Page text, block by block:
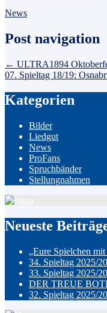
News
Post navigation
← ULTRA1894
07. Spieltag 18/19:
Kategorien
Bilder
Liedgut
News
ProFans
Spruchbänder
Stellungnahmen
Neueste
„Eure Spielchen
34. Spieltag 2025/
33. Spieltag 2025/
DER TREUE
32. Spieltag 2025/